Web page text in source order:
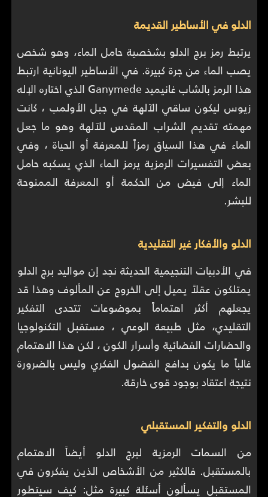
الدلو في الأساطير القديمة
يرتبط رمز برج الدلو بشخصية حامل الماء، وهو شخص
يصب الماء من جرة كبيرة. في الأساطير اليونانية ارتبط
هذا الرمز بالشاب غانيميد Ganymede الذي اختاره الإله
زيوس ليكون ساقي الآلهة في جبل الأولمب ، كانت
مهمته تقديم الشراب المقدس للآلهة وهو ما جعل
الماء في هذا السياق رمزاً للمعرفة أو الحياة ، وفي
بعض التفسيرات الرمزية يرمز الماء الذي يسكبه حامل
الماء إلى فيض من الحكمة أو المعرفة الممنوحة
للبشر.
الدلو والأفكار غير التقليدية
في الأدبيات التنجيمية الحديثة نجد إن مواليد برج الدلو
يمتلكون عقلاً يميل إلى الخروج عن المألوف وهذا قد
يجعلهم أكثر اهتماماً بموضوعات تتحدى التفكير
التقليدي، مثل طبيعة الوعي ، مستقبل التكنولوجيا
والحضارات الفضائية وأسرار الكون ، لكن هذا الاهتمام
غالباً ما يكون بدافع الفضول الفكري وليس بالضرورة
نتيجة اعتقاد بوجود قوى خارقة.
الدلو والتفكير المستقبلي
من السمات الرمزية لبرج الدلو أيضاً الاهتمام
بالمستقبل. فالكثير من الأشخاص الذين يفكرون في
المستقبل يسألون أسئلة كبيرة مثل: كيف سيتطور